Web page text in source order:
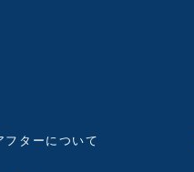
フターについて